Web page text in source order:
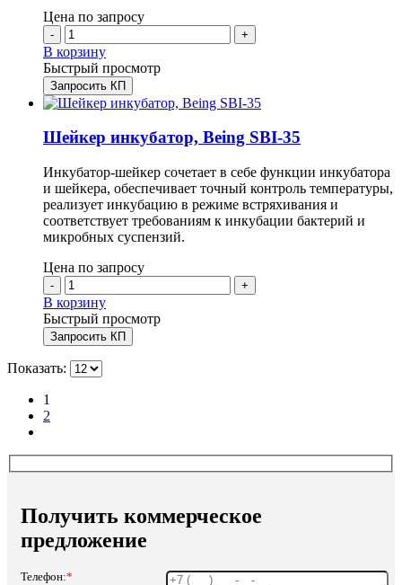
Цена по запросу
- +
В корзину
Быстрый просмотр
Запросить КП
Шейкер инкубатор, Being SBI-35
Инкубатор-шейкер сочетает в себе функции инкубатора
и шейкера, обеспечивает точный контроль температуры,
реализует инкубацию в режиме встряхивания и
соответствует требованиям к инкубации бактерий и
микробных суспензий.
Цена по запросу
- +
В корзину
Быстрый просмотр
Запросить КП
Показать:
1
2
Получить коммерческое
предложение
Телефон:*